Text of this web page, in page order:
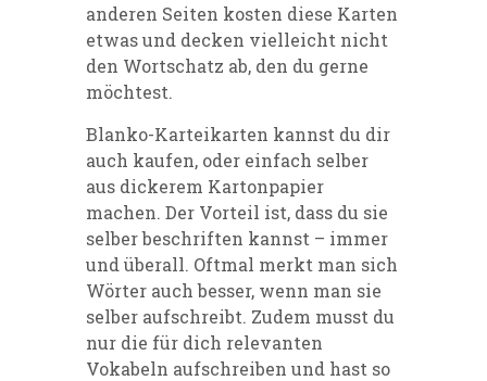
anderen Seiten kosten diese Karten
etwas und decken vielleicht nicht
den Wortschatz ab, den du gerne
möchtest.
Blanko-Karteikarten kannst du dir
auch kaufen, oder einfach selber
aus dickerem Kartonpapier
machen. Der Vorteil ist, dass du sie
selber beschriften kannst – immer
und überall. Oftmal merkt man sich
Wörter auch besser, wenn man sie
selber aufschreibt. Zudem musst du
nur die für dich relevanten
Vokabeln aufschreiben und hast so